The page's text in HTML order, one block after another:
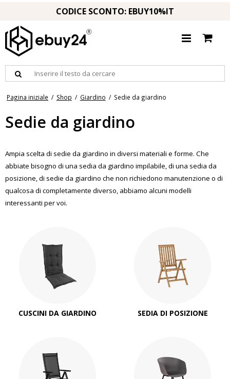
CODICE SCONTO: EBUY10%IT
Pagina iniziale / Shop / Giardino / Sedie da giardino
Sedie da giardino
Ampia scelta di sedie da giardino in diversi materiali e forme. Che
abbiate bisogno di una sedia da giardino impilabile, di una sedia da
posizione, di sedie da giardino che non richiedono manutenzione o di
qualcosa di completamente diverso, abbiamo alcuni modelli
interessanti per voi.
CUSCINI DA GIARDINO SEDIA DI POSIZIONE